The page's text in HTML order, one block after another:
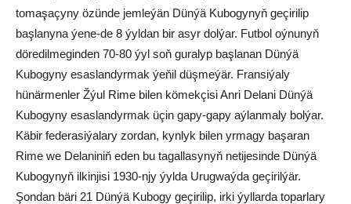
tomaşaçyny özünde jemleýän Dünýä Kubogynyň geçirilip
başlanyna ýene-de 8 ýyldan bir asyr dolýar. Futbol oýnunyň
döredilmeginden 70-80 ýyl soň guralyp başlanan Dünýä
Kubogyny esaslandyrmak ýeňil düşmeýär. Fransiýaly
hünärmenler Žýul Rime bilen kömekçisi Anri Delani Dünýä
Kubogyny esaslandyrmak üçin gapy-gapy aýlanmaly bolýar.
Käbir federasiýalary zordan, kynlyk bilen yrmagy başaran
Rime we Delaniniň eden bu tagallasynyň netijesinde Dünýä
Kubogynyň ilkinjisi 1930-njy ýylda Urugwaýda geçirilýär.
Şondan bäri 21 Dünýä Kubogy geçirilip, irki ýyllarda toparlary